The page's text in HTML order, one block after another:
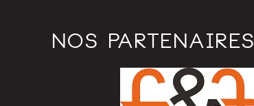
NOS PARTENAIRES